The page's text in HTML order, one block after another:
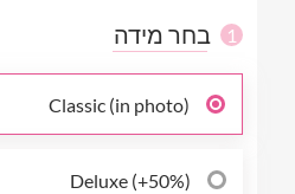
1 בחר מידה
Classic (in photo)
Deluxe (+50%)